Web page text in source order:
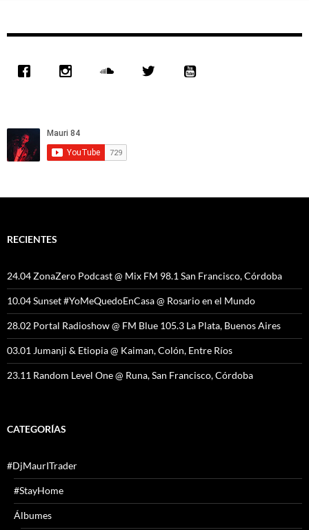
RECIENTES
24.04 ZonaZero Podcast @ Mix FM 98.1 San Francisco, Córdoba
10.04 Sunset #YoMeQuedoEnCasa @ Rosario en el Mundo
28.02 Portal Radioshow @ FM Blue 105.3 La Plata, Buenos Aires
03.01 Jumanji & Etiopia @ Kaiman, Colón, Entre Ríos
23.11 Random Level One @ Runa, San Francisco, Córdoba
CATEGORÍAS
#DjMaurITrader
#StayHome
Álbumes